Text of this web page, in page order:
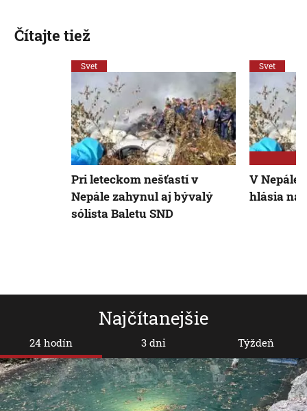
Najčítanejšie
24 hodín 3 dni Týždeň
Čítajte tiež
Svet
Pri leteckom nešťastí v
Nepále zahynul aj bývalý
sólista Baletu SND
Svet
V Nepále
hlásia